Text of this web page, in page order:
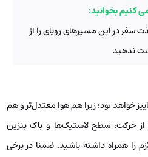
کنیم بخوانید:
سفر در این مسیرهای رویای را از
ندهید
خواهد بود؛ زیرا هم هوا معتدل‌تر و هم
حرکت، سطح لاستیک‌ها و باک بنزین
را همراه داشته باشید. ضمنا در برخی